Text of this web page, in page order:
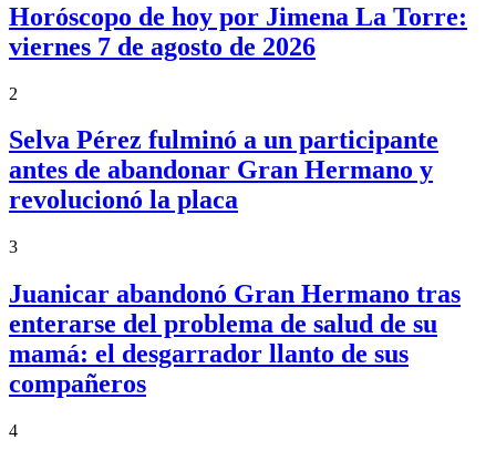
Horóscopo de hoy por Jimena La Torre:
viernes 7 de agosto de 2026
2
Selva Pérez fulminó a un participante
antes de abandonar Gran Hermano y
revolucionó la placa
3
Juanicar abandonó Gran Hermano tras
enterarse del problema de salud de su
mamá: el desgarrador llanto de sus
compañeros
4